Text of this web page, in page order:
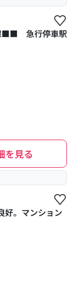
■■ 急行停車駅
を見る
好。マンション